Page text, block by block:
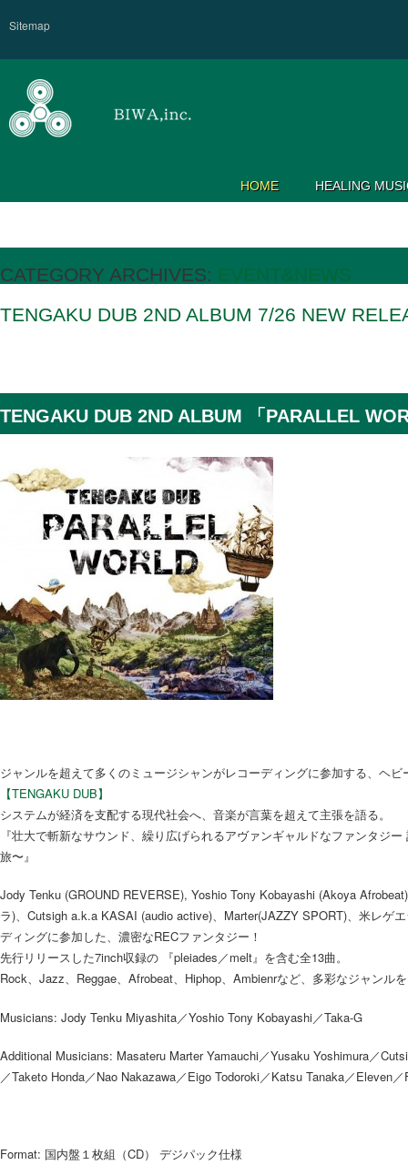
Sitemap
HOME HEALING
CATEGORY ARCHIVES: EVENT&NEWS
TENGAKU DUB 2ND ALBUM 7/26 NEW
TENGAKU DUB 2ND ALBUM 「PARALLEL
ジャンルを超えて多くのミュージシャンがレコーディングに参加する、ヘ
【TENGAKU DUB】
システムが経済を支配する現代社会へ、音楽が言葉を超えて主張を語る。
『壮大で斬新なサウンド、繰り広げられるアヴァンギャルドなファンタジ
旅〜』
Jody Tenku (GROUND REVERSE), Yoshio Tony Kobayashi (Akoya
ラ)、Cutsigh a.k.a KASAI (audio active)、Marter(JAZZY SPORT)、米レゲ
ディングに参加した、濃密なRECファンタジー！
先行リリースした7inch収録の 『pleiades／melt』を含む全13曲。
Rock、Jazz、Reggae、Afrobeat、Hiphop、Ambienrなど、多彩なジャン
Musicians: Jody Tenku Miyashita／Yoshio Tony Kobayashi／Taka-G
Additional Musicians: Masateru Marter Yamauchi／Yusaku Yoshimura／
／Taketo Honda／Nao Nakazawa／Eigo Todoroki／Katsu Tanaka／Eleven
Format: 国内盤１枚組（CD） デジパック仕様